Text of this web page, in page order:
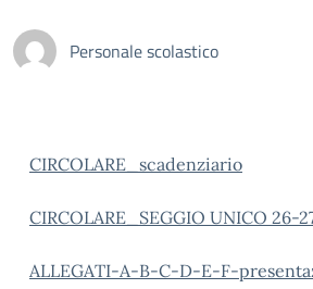
Personale scolastico
CIRCOLARE_scadenziario
CIRCOLARE_SEGGIO UNICO 26-
ALLEGATI-A-B-C-D-E-F-